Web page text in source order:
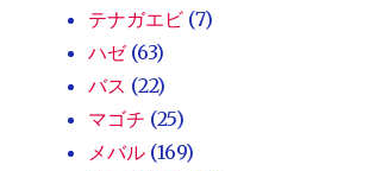
テナガエビ (7)
ハゼ(63)
バス (22)
マゴチ (25)
メバル (169)